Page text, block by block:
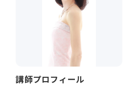
講師プロフィール